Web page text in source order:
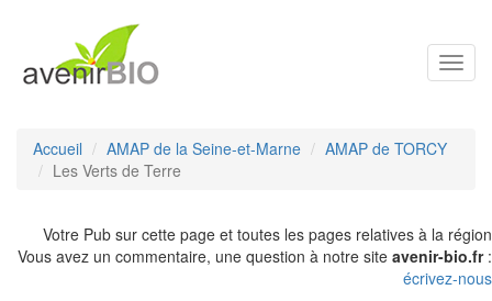
Accueil AMAP de la Seine-et-Marne
AMAP de TORCY
Les Verts de Terre
Votre Pub sur cette page et toutes les pages relatives à la région
Vous avez un commentaire, une question à notre site avenir-bio.fr:
écrivez-nous